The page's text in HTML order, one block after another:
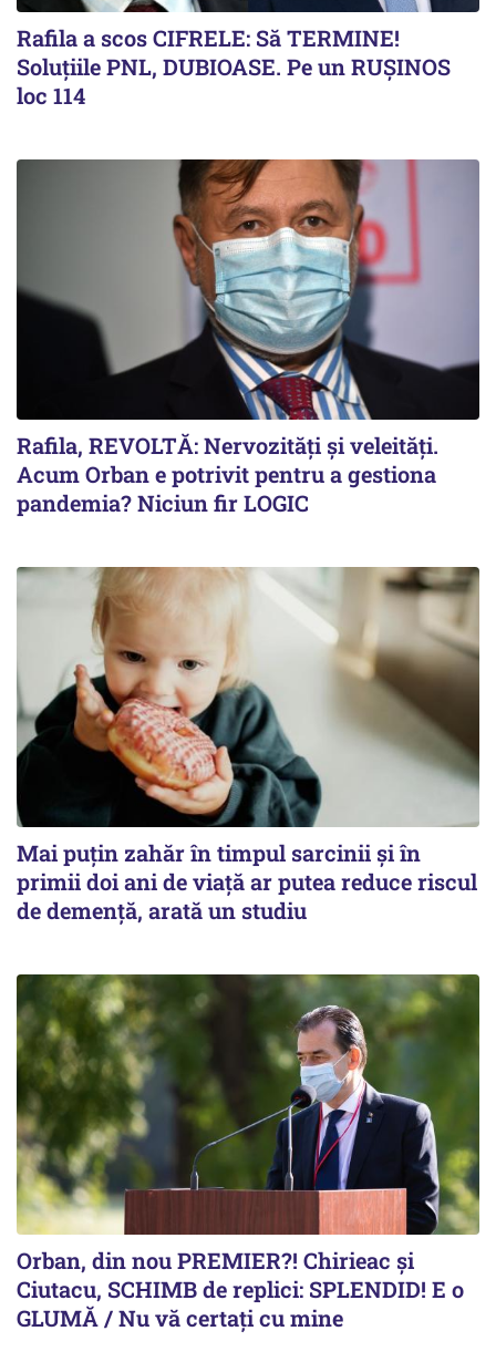
Rafila a scos CIFRELE: Să TERMINE!
Soluțiile PNL, DUBIOASE. Pe un RUȘINOS
loc 114
Rafila, REVOLTĂ: Nervozități și veleități.
Acum Orban e potrivit pentru a gestiona
pandemia? Niciun fir LOGIC
Mai puțin zahăr în timpul sarcinii și în
primii doi ani de viață ar putea reduce riscul
de demență, arată un studiu
Orban, din nou PREMIER?! Chirieac și
Ciutacu, SCHIMB de replici: SPLENDID! E o
GLUMĂ / Nu vă certați cu mine